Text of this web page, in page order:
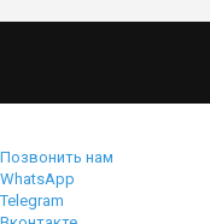
Позвонить нам
WhatsApp
Telegram